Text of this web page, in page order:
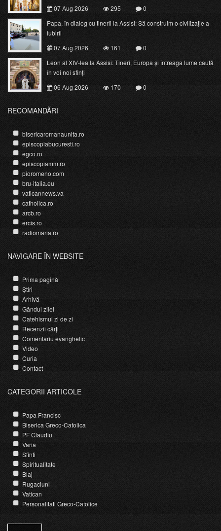
07 Aug 2026
295
0
Papa, în dialog cu tinerii la Assisi: Să construim o civilizație a
iubirii
07 Aug 2026
161
0
Leon al XIV-lea la Assisi: Tineri, Europa și întreaga lume caută
în voi noi sfinți
06 Aug 2026
170 0
RECOMANDĂRI
bisericaromanaunita.ro
episcopiabucuresti.ro
egco.ro
episcopiamm.ro
pioromeno.com
bru-italia.eu
vaticannews.va
catholica.ro
arcb.ro
ercis.ro
radiomaria.ro
NAVIGARE ÎN WEBSITE
Prima pagină
Știri
Arhivă
Gândul zilei
Catehismul zi de zi
Recenzii cărți
Comentariu evanghelic
Video
Curia
Contact
CATEGORII ARTICOLE
Papa Francisc
Biserica Greco-Catolica
PF Claudiu
Varia
Sfinti
Spiritualitate
Blaj
Rugaciuni
Vatican
Personalitati Greco-Catolice